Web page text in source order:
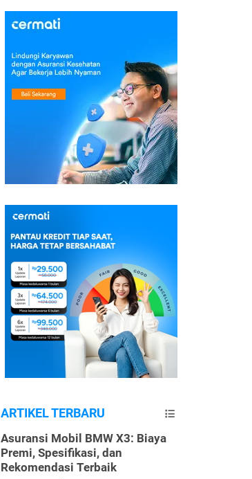
ARTIKEL TERBARU
Asuransi Mobil BMW X3: Biaya
Premi, Spesifikasi, dan
Rekomendasi Terbaik